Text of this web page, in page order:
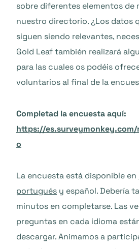
sobre diferentes elementos de
nuestro directorio. ¿Los datos
siguen siendo relevantes,
Gold Leaf también realizará
para las cuales os podéis
voluntarios al final de la
Completad la encuesta aquí:
https://es.surveymonkey.com/
o
La encuesta está disponible en
portugués y español. Debería
minutos en completarse. Las
preguntas en cada idioma
descargar. Animamos a